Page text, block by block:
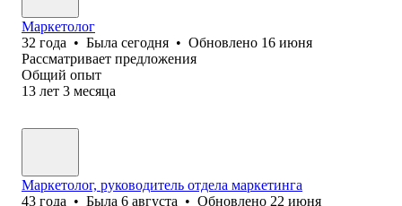
Маркетолог
32 года • Была сегодня • Обновлено 16 июня
Рассматривает предложения
Общий опыт
13 лет 3 месяца
Маркетолог, руководитель отдела маркетинга
43 года • Была 6 августа • Обновлено 22 июня